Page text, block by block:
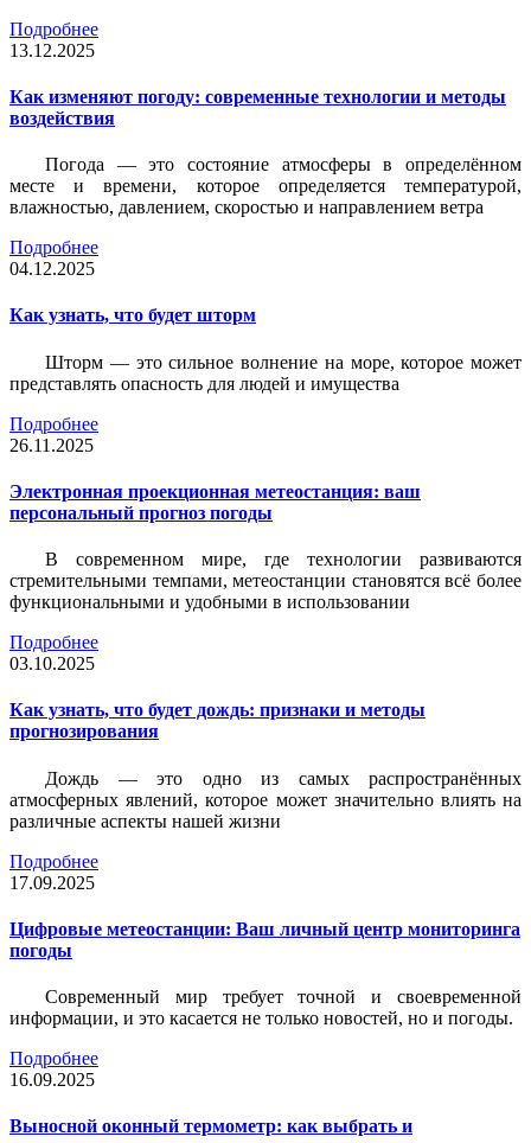
Подробнее
13.12.2025
Как изменяют погоду: современные технологии и методы
воздействия
Погода — это состояние атмосферы в определённом
месте и времени, которое определяется температурой,
влажностью, давлением, скоростью и направлением ветра
Подробнее
04.12.2025
Как узнать, что будет шторм
Шторм — это сильное волнение на море, которое может
представлять опасность для людей и имущества
Подробнее
26.11.2025
Электронная проекционная метеостанция: ваш
персональный прогноз погоды
В современном мире, где технологии развиваются
стремительными темпами, метеостанции становятся всё более
функциональными и удобными в использовании
Подробнее
03.10.2025
Как узнать, что будет дождь: признаки и методы
прогнозирования
Дождь — это одно из самых распространённых
атмосферных явлений, которое может значительно влиять на
различные аспекты нашей жизни
Подробнее
17.09.2025
Цифровые метеостанции: Ваш личный центр мониторинга
погоды
Современный мир требует точной и своевременной
информации, и это касается не только новостей, но и погоды.
Подробнее
16.09.2025
Выносной оконный термометр: как выбрать и